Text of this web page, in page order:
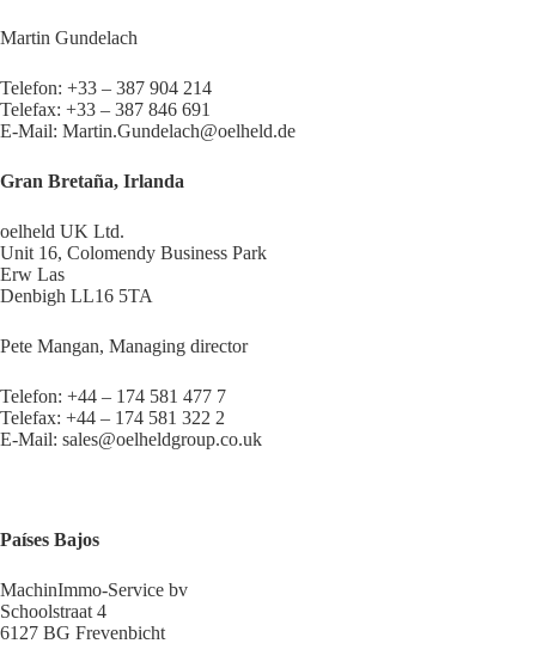
Martin Gundelach
Telefon: +33 – 387 904 214
Telefax: +33 – 387 846 691
E-Mail: Martin.Gundelach@oelheld.de
Gran Bretaña, Irlanda
oelheld UK Ltd.
Unit 16, Colomendy Business Park
Erw Las
Denbigh LL16 5TA
Pete Mangan, Managing director
Telefon: +44 – 174 581 477 7
Telefax: +44 – 174 581 322 2
E-Mail: sales@oelheldgroup.co.uk
Países Bajos
MachinImmo-Service bv
Schoolstraat 4
6127 BG Frevenbicht